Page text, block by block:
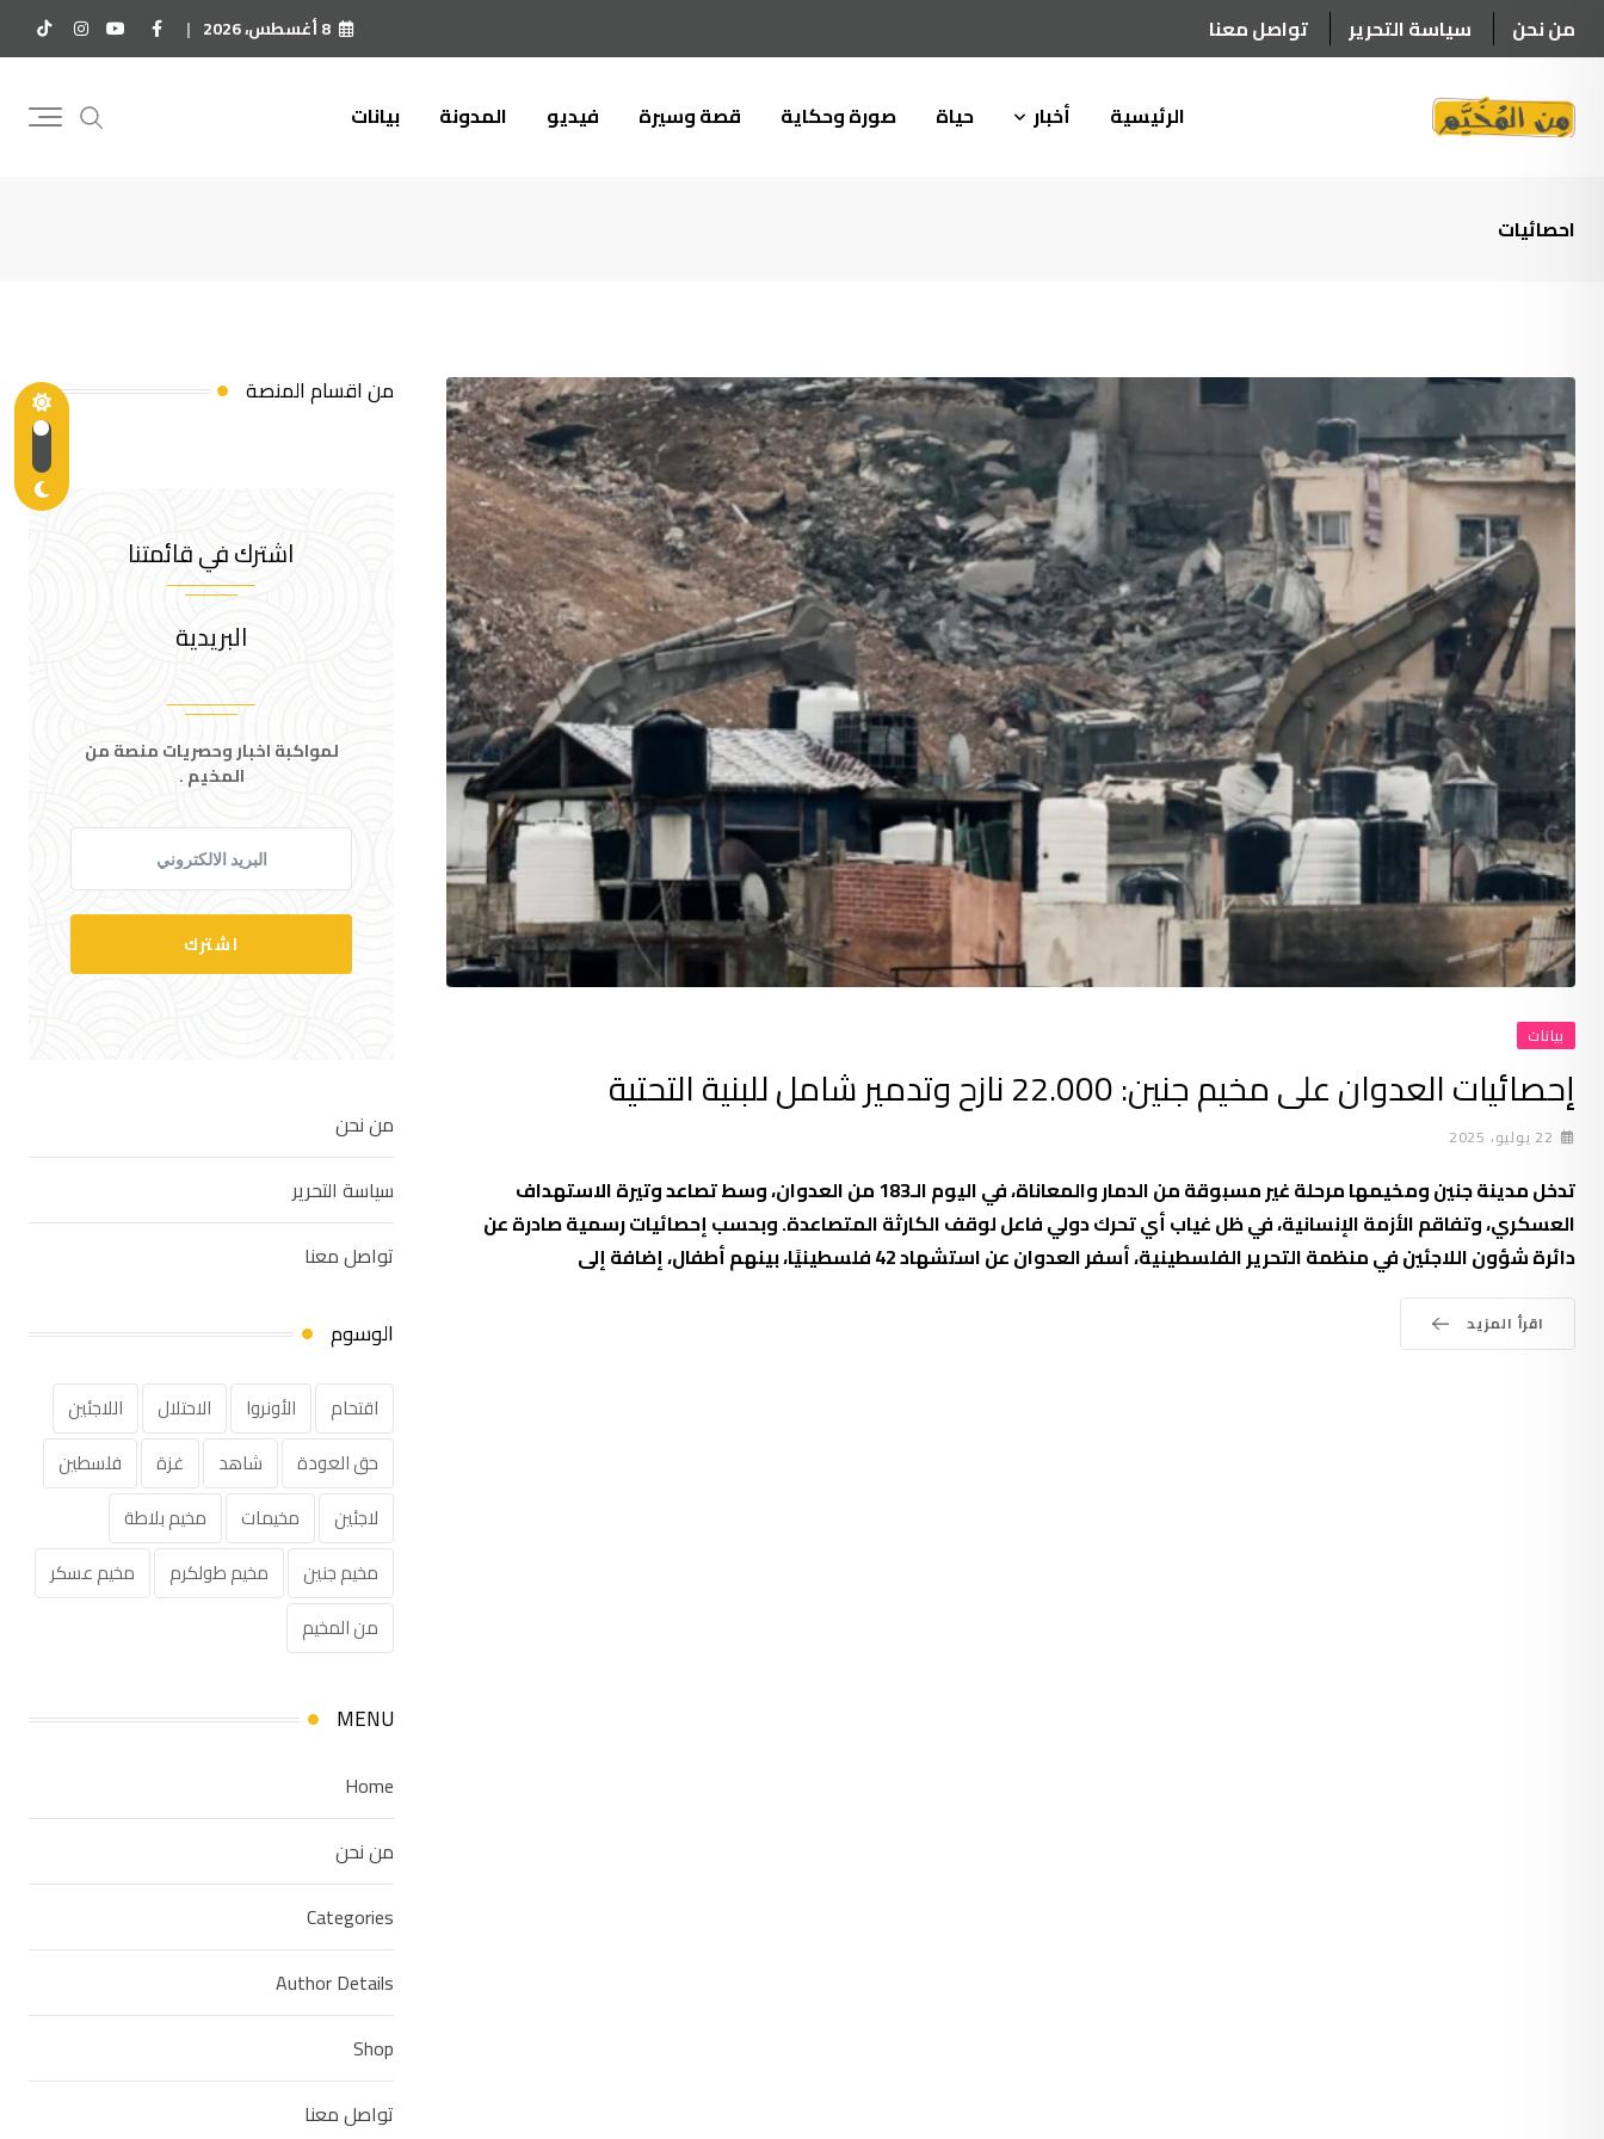
to
من نحن سياسة التحرير تواصل معنا 8 أغسطس، 2026
الرئيسية أخبار حياة صورة وحكاية قصة وسيرة فيديو المدونة بيانات
احصائيات
بيانات
إحصائيات العدوان على مخيم جنين: 22.000 نازح وتدمير شامل للبنية التحتية
22 يوليو، 2025
تدخل مدينة جنين ومخيمها مرحلة غير مسبوقة من الدمار والمعاناة، في اليوم الـ183 من العدوان، وسط تصاعد وتيرة الاستهداف
العسكري، وتفاقم الأزمة الإنسانية، في ظل غياب أي تحرك دولي فاعل لوقف الكارثة المتصاعدة. وبحسب إحصائيات رسمية صادرة عن
دائرة شؤون اللاجئين في منظمة التحرير الفلسطينية، أسفر العدوان عن استشهاد 42 فلسطينيًا، بينهم أطفال، إضافة إلى
اقرأ المزيد
من اقسام المنصة
اشترك في قائمتنا
البريدية
لمواكبة اخبار وحصريات منصة من
المخيم .
اشترك
من نحن
سياسة التحرير
تواصل معنا
الوسوم
اقتحام الأونروا الاحتلال
اللاجئين
حق العودة
شاهد غزة
فلسطين
لاجئين
مخيمات
مخيم بلاطة
مخيم جنين
مخيم طولكرم
مخيم عسكر
من المخيم
MENU
Home
من نحن
Categories
Author Details
Shop
تواصل معنا